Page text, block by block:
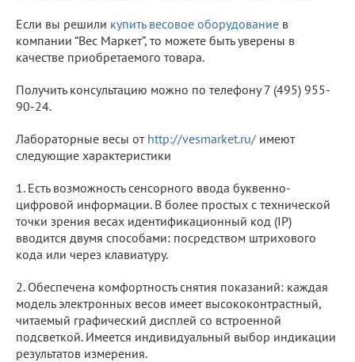
Если вы решили купить весовое оборудование в
компании “Вес Маркет”, то можете быть уверены в
качестве приобретаемого товара.
Получить консультацию можно по телефону 7 (495) 955-
90-24.
Лабораторные весы от http://vesmarket.ru/ имеют
следующие характеристики
1. Есть возможность сенсорного ввода буквенно-
цифровой информации. В более простых с технической
точки зрения весах идентификационный код (IP)
вводится двумя способами: посредством штрихового
кода или через клавиатуру.
2. Обеспечена комфортность снятия показаний: каждая
модель электронных весов имеет высококонтрастный,
читаемый графический дисплей со встроенной
подсветкой. Имеется индивидуальный выбор индикации
результатов измерения.